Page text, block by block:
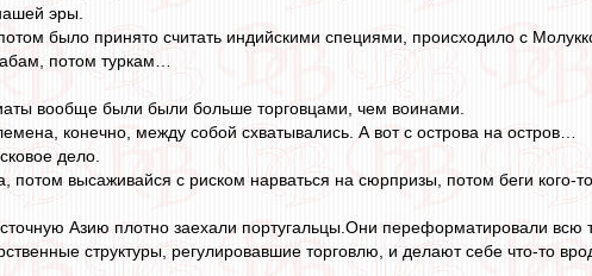
эры.
было принято считать индийскими специями, происходило с
потом туркам…
вообще были были больше торговцами, чем воинами.
конечно, между собой схватывались. А вот с острова на остров…
дело.
потом высаживайся с риском нарваться на сюрпризы, потом беги кого-
Азию плотно заехали португальцы.Они переформатировали всю
структуры, регулировавшие торговлю, и делают себе что-то